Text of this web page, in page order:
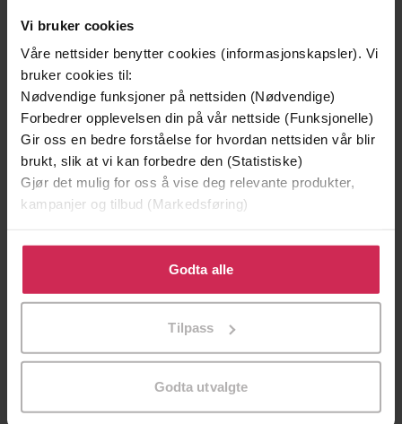
Vi bruker cookies
Våre nettsider benytter cookies (informasjonskapsler). Vi
bruker cookies til:
Nødvendige funksjoner på nettsiden (Nødvendige)
Forbedrer opplevelsen din på vår nettside (Funksjonelle)
Gir oss en bedre forståelse for hvordan nettsiden vår blir
brukt, slik at vi kan forbedre den (Statistiske)
Gjør det mulig for oss å vise deg relevante produkter,
kampanjer og tilbud (Markedsføring)
Klikk på «Godta alle» for å gi oss ditt samtykke til å
bruke cookies for alle disse formålene. Du kan også
tilpasse ditt samtykke til spesifikke formål ved å klikke
Godta alle
Tilpass
Godta utvalgte
169,-
Stormkast
LYDBOK
169,-
LYDBOK
Forfattere
Klynderud(innleser)